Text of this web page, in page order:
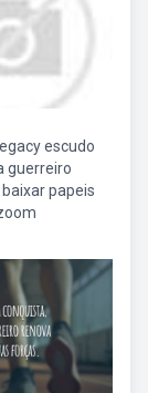
escudo
guerreiro
papeis